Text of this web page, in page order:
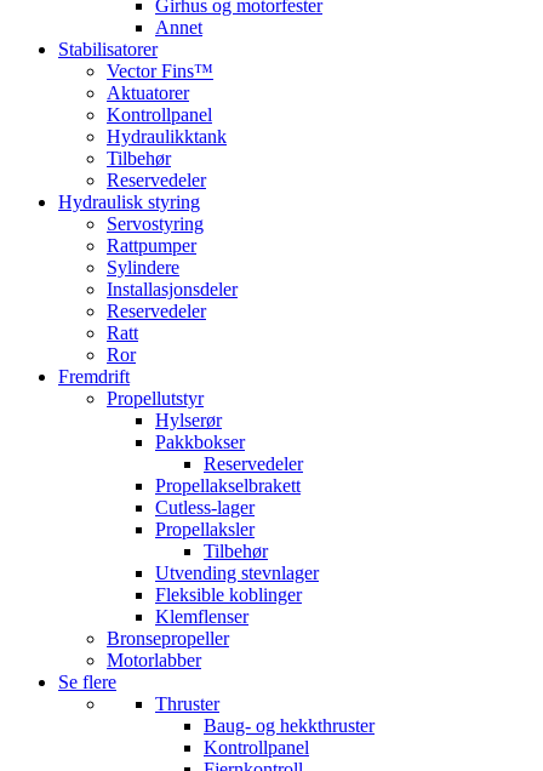
Girhus og motorfester
Annet
Stabilisatorer
Vector Fins™
Aktuatorer
Kontrollpanel
Hydraulikktank
Tilbehør
Reservedeler
Hydraulisk styring
Servostyring
Rattpumper
Sylindere
Installasjonsdeler
Reservedeler
Ratt
Ror
Fremdrift
Propellutstyr
Hylserør
Pakkbokser
Reservedeler
Propellakselbrakett
Cutless-lager
Propellaksler
Tilbehør
Utvending stevnlager
Fleksible koblinger
Klemflenser
Bronsepropeller
Motorlabber
Se flere
Thruster
Baug- og hekkthruster
Kontrollpanel